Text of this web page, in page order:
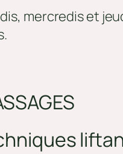
mercredis et